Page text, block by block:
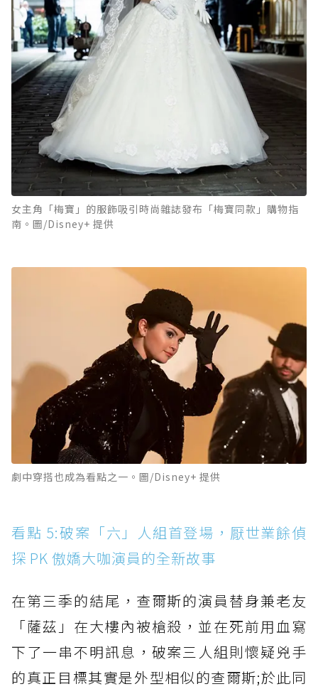
女主角「梅寶」的服飾吸引時尚雜誌發布「梅寶同款」購物指
南。圖/Disney+ 提供
劇中穿搭也成為看點之一。圖/Disney+ 提供
看點 5:破案「六」人組首登場，厭世業餘偵
探 PK 傲嬌大咖演員的全新故事
在第三季的結尾，查爾斯的演員替身兼老友
「薩茲」在大樓內被槍殺，並在死前用血寫
下了一串不明訊息，破案三人組則懷疑兇手
的真正目標其實是外型相似的查爾斯;於此同